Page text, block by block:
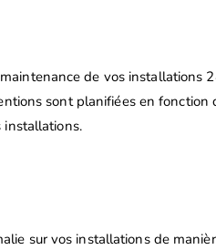
de vos installations
sont planifiées en fonction
installations.
sur vos installations de